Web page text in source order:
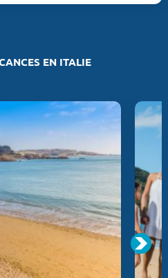
EN ITALIE